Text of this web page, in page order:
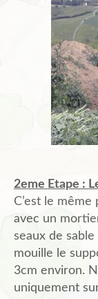
2eme Etape :
C’est le
avec un
seaux de
mouille le
3cm environ.
uniquement